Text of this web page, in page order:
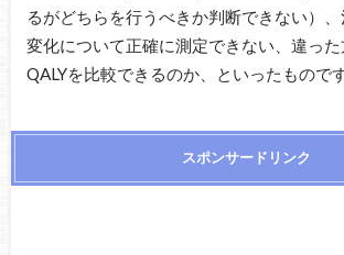
るがどちらを行うべきか判断できない）
変化について正確に測定できない、違っ
QALYを比較できるのか、といったものです
スポンサードリンク